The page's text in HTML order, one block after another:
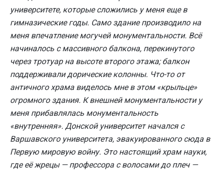
университете, которые сложились у меня еще в
гимназические годы. Само здание производило на
меня впечатление могучей монументальности. Всё
начиналось с массивного балкона, перекинутого
через тротуар на высоте второго этажа; балкон
поддерживали дорические колонны. Что-то от
античного храма виделось мне в этом «крыльце»
огромного здания. К внешней монументальности у
меня прибавлялась монументальность
«внутренняя». Донской университет начался с
Варшавского университета, эвакуированного сюда в
Первую мировую войну. Это настоящий храм науки,
где её жрецы — профессора с волосами до плеч —